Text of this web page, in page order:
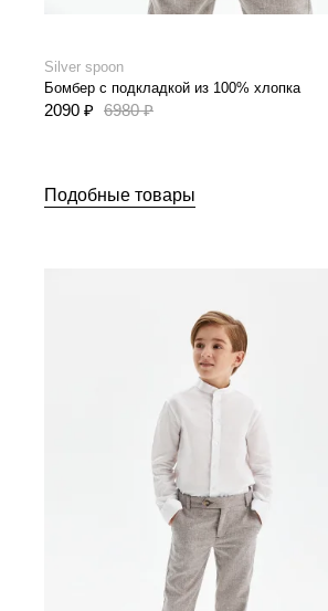
Silver spoon
Бомбер с подкладкой из 100% хлопка
2090 ₽ 6980 ₽
Подобные товары